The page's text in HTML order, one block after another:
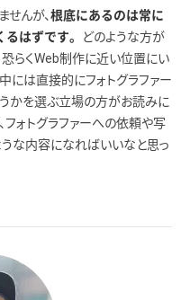
んが、 根底にあるのは常に
るはずです。
どのような方が
恐らくWeb制作に近い位置にい
には直接的にフォトグラファー
かを選ぶ立場の方がお読みに
フォトグラファーへの依頼や写
な内容になればいいなと思っ